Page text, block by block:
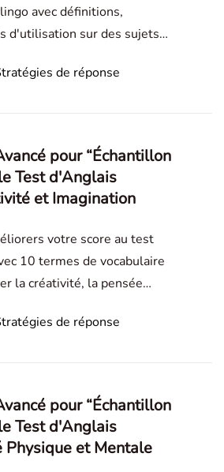
avec définitions,
d'utilisation sur des sujets
Sample
de réponse
pour “Échantillon
Test d'Anglais
et Imagination
votre score au test
10 termes de vocabulaire
la créativité, la pensée
de réponse
pour “Échantillon
Test d'Anglais
Physique et Mentale